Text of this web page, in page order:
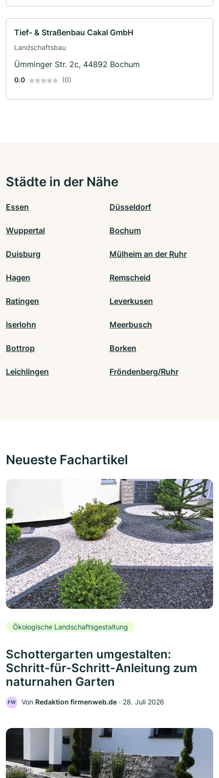
Tief- & Straßenbau Cakal GmbH
Landschaftsbau
Ümminger Str. 2c, 44892 Bochum
0.0 (0)
Städte in der Nähe
Essen Düsseldorf
Wuppertal Bochum
Duisburg Mülheim an der Ruhr
Hagen Remscheid
Ratingen Leverkusen
Iserlohn Meerbusch
Bottrop Borken
Leichlingen Fröndenberg/Ruhr
Neueste Fachartikel
Ökologische Landschaftsgestaltung
Schottergarten umgestalten:
Schritt-für-Schritt-Anleitung zum
naturnahen Garten
FW Von Redaktion firmenweb.de ‧ 28. Juli 2026